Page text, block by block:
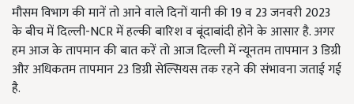
मौसम विभाग की मानें तो आने वाले दिनों यानी की 19 व 23 जनवरी 2023
के बीच में दिल्ली-NCR में हल्की बारिश व बूंदाबांदी होने के आसार है. अगर
हम आज के तापमान की बात करें तो आज दिल्ली में न्यूनतम तापमान 3 डिग्री
और अधिकतम तापमान 23 डिग्री सेल्सियस तक रहने की संभावना जताई गई
है.